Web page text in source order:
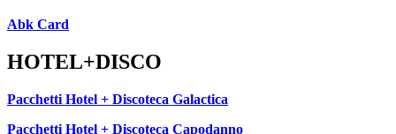
Abk Card
HOTEL+DISCO
Pacchetti Hotel + Discoteca Galactica
Pacchetti Hotel + Discoteca Capodanno